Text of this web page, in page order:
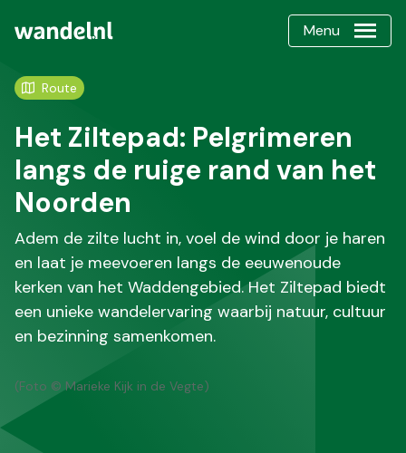
Menu
Route
Het Ziltepad: Pelgrimeren
langs de ruige rand van het
Noorden
Adem de zilte lucht in, voel de wind door je haren
en laat je meevoeren langs de eeuwenoude
kerken van het Waddengebied. Het Ziltepad biedt
een unieke wandelervaring waarbij natuur, cultuur
en bezinning samenkomen.
(Foto © Marieke Kijk in de Vegte)